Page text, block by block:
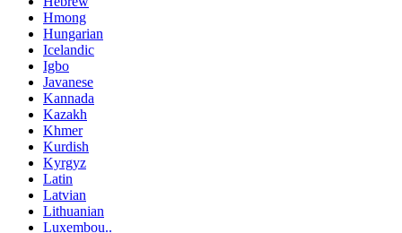
Hmong
Hungarian
Icelandic
Igbo
Javanese
Kannada
Kazakh
Khmer
Kurdish
Kyrgyz
Latin
Latvian
Lithuanian
Luxembou..